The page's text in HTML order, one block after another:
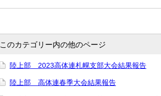
このカテゴリー内の他のページ
陸上部 2023高体連札幌支部大会結果報告
陸上部 高体連春季大会結果報告